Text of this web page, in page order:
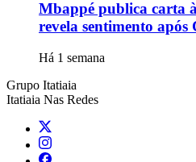
Mbappé publica carta
revela sentimento
Há 1 semana
Grupo Itatiaia
Itatiaia Nas Redes